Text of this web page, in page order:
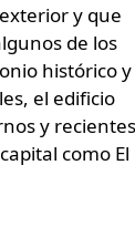
y que
de los
histórico y
el edificio
y
como El